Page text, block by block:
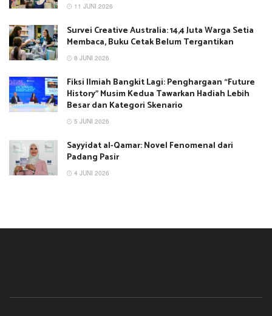
11 JUNI 2026
Survei Creative Australia: 14,4 Juta Warga Setia
Membaca, Buku Cetak Belum Tergantikan
8 JUNI 2026
Fiksi Ilmiah Bangkit Lagi: Penghargaan “Future
History” Musim Kedua Tawarkan Hadiah Lebih
Besar dan Kategori Skenario
5 JUNI 2026
Sayyidat al-Qamar: Novel Fenomenal dari
Padang Pasir
4 JUNI 2026